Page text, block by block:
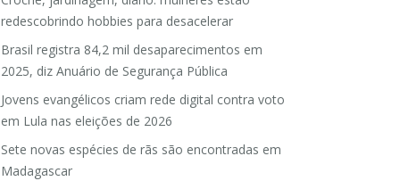
redescobrindo hobbies para desacelerar
Brasil registra 84,2 mil desaparecimentos em
2025, diz Anuário de Segurança Pública
Jovens evangélicos criam rede digital contra voto
em Lula nas eleições de 2026
Sete novas espécies de rãs são encontradas em
Madagascar